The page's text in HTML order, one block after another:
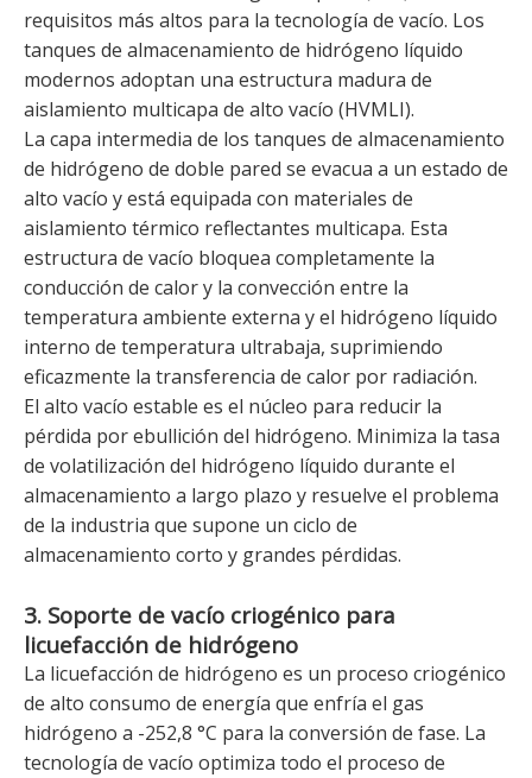
requisitos más altos para la tecnología de vacío. Los
tanques de almacenamiento de hidrógeno líquido
modernos adoptan una estructura madura de
aislamiento multicapa de alto vacío (HVMLI).
La capa intermedia de los tanques de almacenamiento
de hidrógeno de doble pared se evacua a un estado de
alto vacío y está equipada con materiales de
aislamiento térmico reflectantes multicapa. Esta
estructura de vacío bloquea completamente la
conducción de calor y la convección entre la
temperatura ambiente externa y el hidrógeno líquido
interno de temperatura ultrabaja, suprimiendo
eficazmente la transferencia de calor por radiación.
El alto vacío estable es el núcleo para reducir la
pérdida por ebullición del hidrógeno. Minimiza la tasa
de volatilización del hidrógeno líquido durante el
almacenamiento a largo plazo y resuelve el problema
de la industria que supone un ciclo de
almacenamiento corto y grandes pérdidas.
3. Soporte de vacío criogénico para
licuefacción de hidrógeno
La licuefacción de hidrógeno es un proceso criogénico
de alto consumo de energía que enfría el gas
hidrógeno a -252,8 °C para la conversión de fase. La
tecnología de vacío optimiza todo el proceso de